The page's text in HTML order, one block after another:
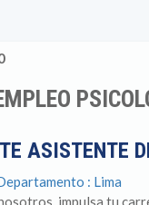
ASISTENTE
: Lima
impulsa tu